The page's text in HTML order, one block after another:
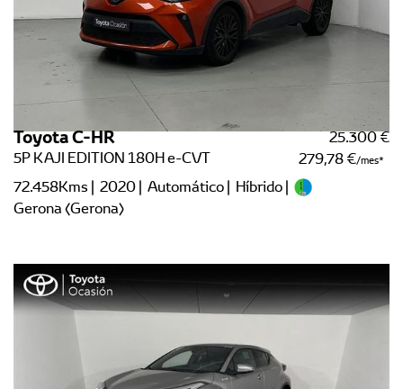
Toyota C-HR
5P KAJI EDITION 180H e-CVT
25.300 €
279,78 €/mes
72.458Kms | 2020 | Automático | Híbrido |
Gerona (Gerona)